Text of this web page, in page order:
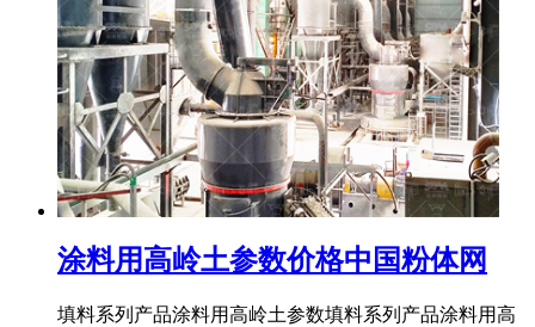
涂料用高岭土参数价格中国粉体网
填料系列产品涂料用高岭土参数填料系列产品涂料用高